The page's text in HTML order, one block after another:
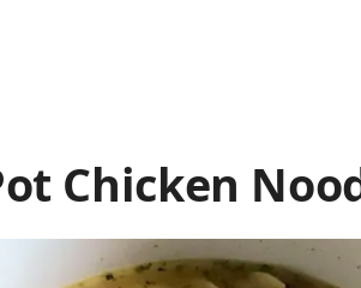
Chicken